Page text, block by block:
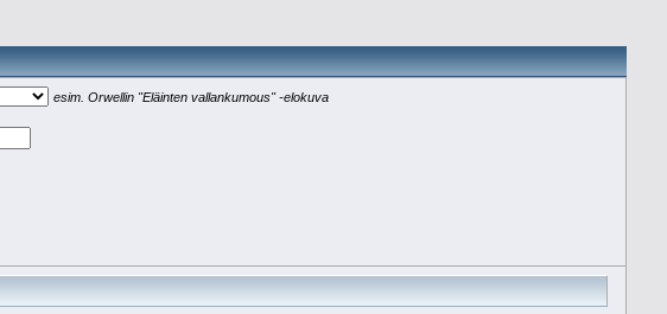
esim. Orwellin "Eläinten vallankumous" -elokuva